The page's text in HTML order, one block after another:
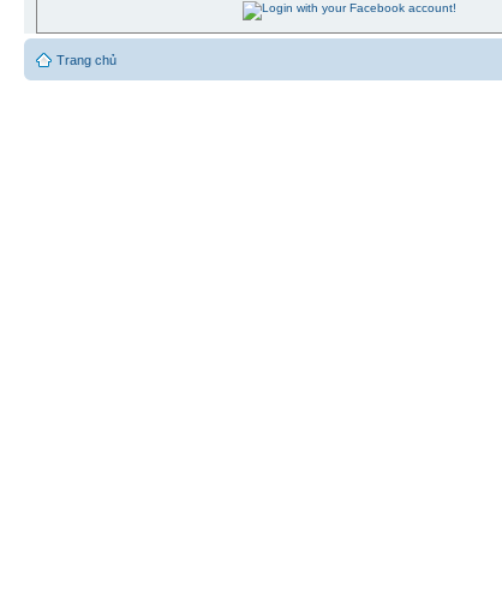
Trang chủ